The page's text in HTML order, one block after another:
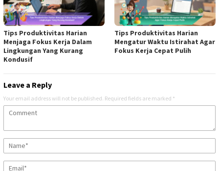
Tips Produktivitas Harian
Menjaga Fokus Kerja Dalam
Lingkungan Yang Kurang
Kondusif
Tips Produktivitas Harian
Mengatur Waktu Istirahat Agar
Fokus Kerja Cepat Pulih
Leave a Reply
Your email address will not be published. Required fields are marked *